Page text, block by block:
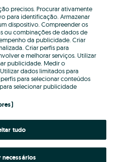
Criar conta
precisos. Procurar ativamente
para identificação. Armazenar
dispositivo. Compreender os
ou combinações de dados de
da publicidade. Criar
Criar perfis para
e melhorar serviços. Utilizar
publicidade. Medir o
dados limitados para
para selecionar conteúdos
selecionar publicidade
tudo
necessários